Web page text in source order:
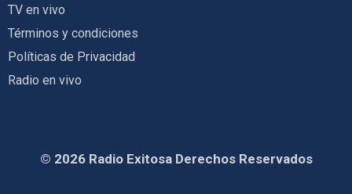
TV en vivo
Términos y condiciones
Políticas de Privacidad
Radio en vivo
© 2026 Radio Exitosa Derechos Reservados